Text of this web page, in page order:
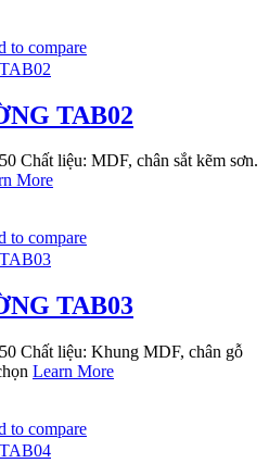
to compare
TAB02
Chất liệu: MDF, chân sắt kẽm sơn.
More
to compare
TAB03
Chất liệu: Khung MDF, chân gỗ
Learn More
to compare